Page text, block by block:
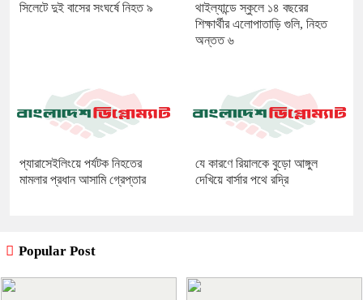
সিলেটে দুই বাসের সংঘর্ষে নিহত ৯
থাইল্যান্ডে স্কুলে ১৪ বছরের
শিক্ষার্থীর এলোপাতাড়ি গুলি, নিহত
অন্তত ৬
প্যারাসেইলিংয়ে পর্যটক নিহতের
মামলার প্রধান আসামি গ্রেপ্তার
যে কারণে রিয়ালকে বুড়ো আঙ্গুল
দেখিয়ে বার্সার পথে রদ্রি
Popular Post